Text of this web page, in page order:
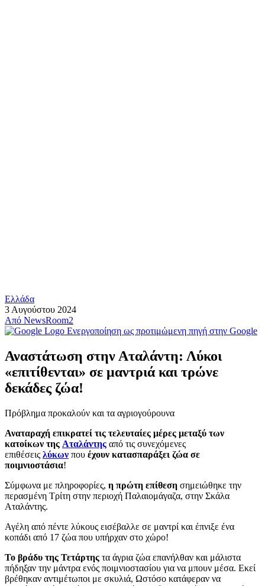
Ελλάδα
3 Αυγούστου 2024
Από NewsRoom2
Ενεργοποίηση ως προτιμώμενη πηγή στην Google
Αναστάτωση στην Αταλάντη: Λύκοι
«επιτίθενται» σε μαντριά και τρώνε
δεκάδες ζώα!
Πρόβλημα προκαλούν και τα αγριογούρουνα
Αναταραχή επικρατεί τις τελευταίες μέρες μεταξύ των
κατοίκων της Αταλάντης από τις συνεχόμενες
επιθέσεις λύκων που έχουν κατασπαράξει ζώα σε
ποιμνιοστάσια!
Σύμφωνα με πληροφορίες, η πρώτη επίθεση σημειώθηκε την
περασμένη Τρίτη στην περιοχή Παλαιομάγαζα, στην Σκάλα
Αταλάντης.
Αγέλη από πέντε λύκους εισέβαλλε σε μαντρί και έπνιξε ένα
κοπάδι από 17 ζώα που υπήρχαν στο χώρο!
Το βράδυ της Τετάρτης τα άγρια ζώα επανήλθαν και μάλιστα
πήδηξαν την μάντρα ενός ποιμνιοστασίου για να μπουν μέσα. Εκεί
βρέθηκαν αντιμέτωποι με σκυλιά, Ωστόσο κατάφεραν να